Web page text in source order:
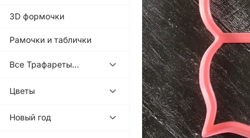
3D формочки
Рамочки и таблички
Все Трафареты...
Цветы
Новый год